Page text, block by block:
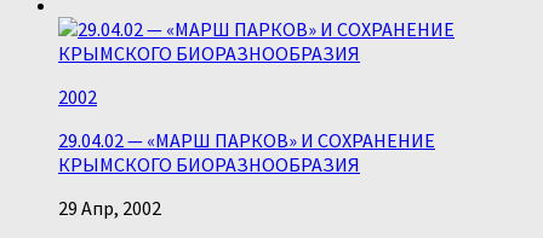
2002
29.04.02 — «МАРШ ПАРКОВ» И СОХРАНЕНИЕ
КРЫМСКОГО БИОРАЗНООБРАЗИЯ
29 Апр, 2002